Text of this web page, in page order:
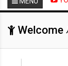
Welcome